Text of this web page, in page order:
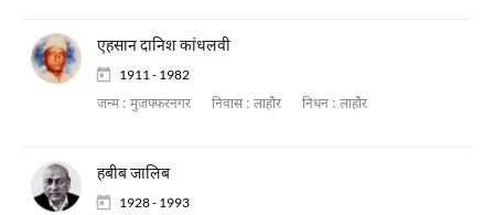
एहसान दानिश कांधलवी
1911 - 1982
जन्म : मुजफ्फरनगर निवास : लाहौर निधन : लाहौर
हबीब जालिब
1928 - 1993